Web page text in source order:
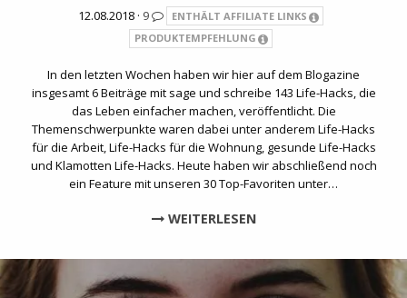
12.08.2018 · 9
ENTHÄLT AFFILIATE LINKS
PRODUKTEMPFEHLUNG
In den letzten Wochen haben wir hier auf dem Blogazine
insgesamt 6 Beiträge mit sage und schreibe 143 Life-Hacks, die
das Leben einfacher machen, veröffentlicht. Die
Themenschwerpunkte waren dabei unter anderem Life-Hacks
für die Arbeit, Life-Hacks für die Wohnung, gesunde Life-Hacks
und Klamotten Life-Hacks. Heute haben wir abschließend noch
ein Feature mit unseren 30 Top-Favoriten unter…
WEITERLESEN